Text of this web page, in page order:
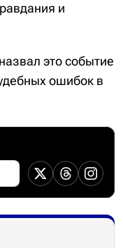
и
это событие
ошибок в